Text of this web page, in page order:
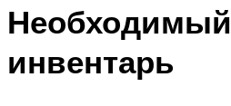
Необходимый
инвентарь